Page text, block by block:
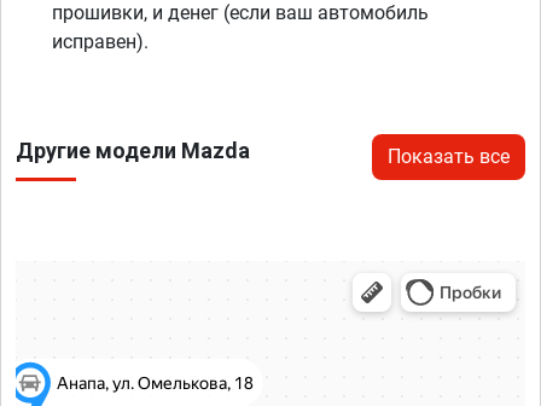
прошивки, и денег (если ваш автомобиль
исправен).
Другие модели Mazda Показать все